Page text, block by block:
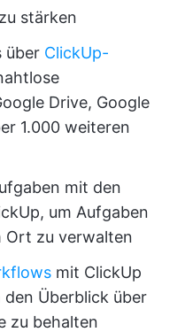
stärken
über ClickUp-
Drive, Google
1.000 weiteren
mit den
um Aufgaben
Ort zu verwalten
mit ClickUp
Überblick über
zu behalten